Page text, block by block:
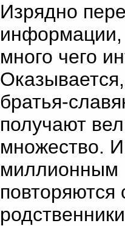
Изрядно
много чего
братья-
получают
множество.
миллионным
повторяются